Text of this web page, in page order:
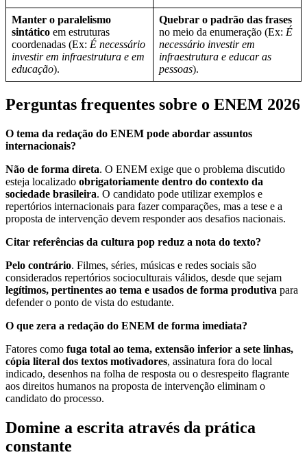
Manter o paralelismo
sintático em estruturas
coordenadas (Ex: É necessário
investir em infraestrutura e em
educação).
Quebrar o padrão das frases
no meio da enumeração (Ex: É
necessário investir em
infraestrutura e educar as
pessoas).
Perguntas frequentes sobre o ENEM 2026
O tema da redação do ENEM pode abordar assuntos
internacionais?
Não de forma direta. O ENEM exige que o problema discutido
esteja localizado obrigatoriamente dentro do contexto da
sociedade brasileira. O candidato pode utilizar exemplos e
repertórios internacionais para fazer comparações, mas a tese e a
proposta de intervenção devem responder aos desafios nacionais.
Citar referências da cultura pop reduz a nota do texto?
Pelo contrário. Filmes, séries, músicas e redes sociais são
considerados repertórios socioculturais válidos, desde que sejam
legítimos, pertinentes ao tema e usados de forma produtiva para
defender o ponto de vista do estudante.
O que zera a redação do ENEM de forma imediata?
Fatores como fuga total ao tema, extensão inferior a sete linhas,
cópia literal dos textos motivadores, assinatura fora do local
indicado, desenhos na folha de resposta ou o desrespeito flagrante
aos direitos humanos na proposta de intervenção eliminam o
candidato do processo.
Domine a escrita através da prática
constante